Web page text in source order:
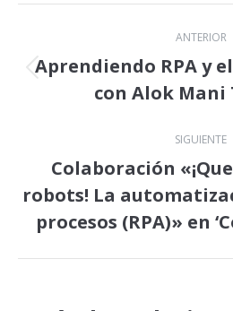
Navegación
entre
ANTERIOR
Aprendiendo RPA y
con Alok
SIGUIENTE
Colaboración
robots! La
procesos (RPA)» en